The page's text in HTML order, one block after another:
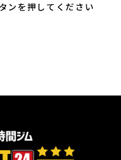
ンを押してください